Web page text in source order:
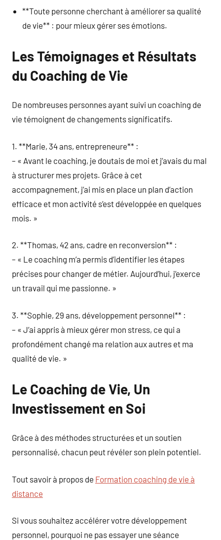
**Toute personne cherchant à améliorer sa qualité
de vie** : pour mieux gérer ses émotions.
Les Témoignages et Résultats
du Coaching de Vie
De nombreuses personnes ayant suivi un coaching de
vie témoignent de changements significatifs.
1. **Marie, 34 ans, entrepreneure** :
– « Avant le coaching, je doutais de moi et j’avais du mal
à structurer mes projets. Grâce à cet
accompagnement, j’ai mis en place un plan d’action
efficace et mon activité s’est développée en quelques
mois. »
2. **Thomas, 42 ans, cadre en reconversion** :
– « Le coaching m’a permis d’identifier les étapes
précises pour changer de métier. Aujourd’hui, j’exerce
un travail qui me passionne. »
3. **Sophie, 29 ans, développement personnel** :
– « J’ai appris à mieux gérer mon stress, ce qui a
profondément changé ma relation aux autres et ma
qualité de vie. »
Le Coaching de Vie, Un
Investissement en Soi
Grâce à des méthodes structurées et un soutien
personnalisé, chacun peut révéler son plein potentiel.
Tout savoir à propos de Formation coaching de vie à
distance
Si vous souhaitez accélérer votre développement
personnel, pourquoi ne pas essayer une séance